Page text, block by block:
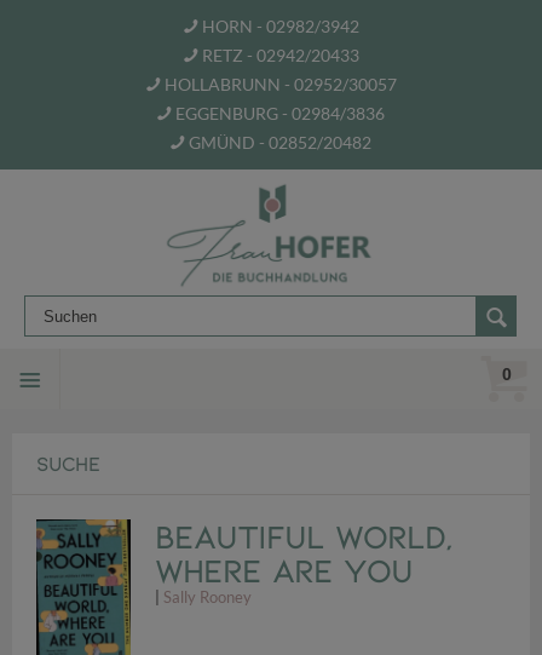
HORN - 02982/3942
RETZ - 02942/20433
HOLLABRUNN - 02952/30057
EGGENBURG - 02984/3836
GMÜND - 02852/20482
0
SUCHE
Beautiful World,
Where Are You
Sally Rooney